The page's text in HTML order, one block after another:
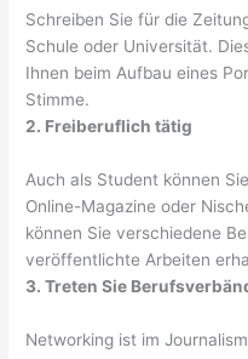
Schreiben Sie für die
Schule oder Universität.
Ihnen beim Aufbau eines
Stimme.
2. Freiberuflich tätig
Auch als Student können
Online-Magazine oder
können Sie verschiedene
veröffentlichte Arbeiten
3. Treten Sie
Networking ist im